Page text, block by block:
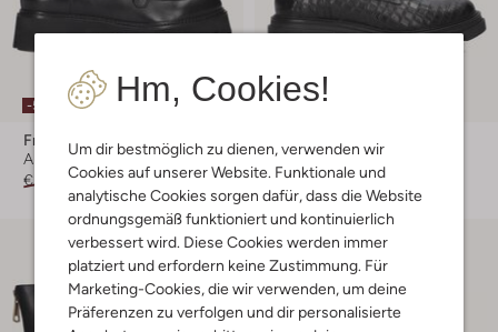
Hm, Cookies!
Um dir bestmöglich zu dienen, verwenden wir
Cookies auf unserer Website. Funktionale und
analytische Cookies sorgen dafür, dass die Website
ordnungsgemäß funktioniert und kontinuierlich
verbessert wird. Diese Cookies werden immer
platziert und erfordern keine Zustimmung. Für
Marketing-Cookies, die wir verwenden, um deine
Präferenzen zu verfolgen und dir personalisierte
-50%
Fred De La Bretoniere
Ankle Boots
€ 259,95 € 129,99
-50%
Ankle Boots
€ 129,99 € 64,99